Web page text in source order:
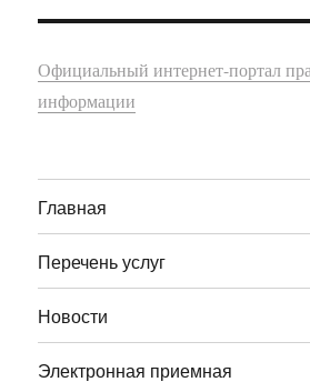
Официальный интернет-портал
информации
Главная
Перечень услуг
Новости
Электронная приемная